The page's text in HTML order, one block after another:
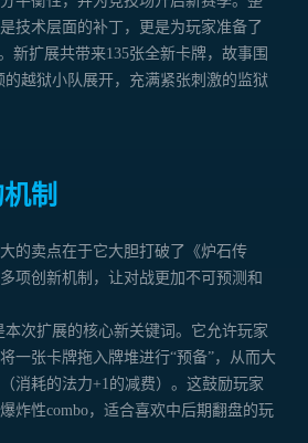
技术层面的补丁，更是为玩家准备了
新扩展共带来135张全新卡牌，故事围
的越狱小队展开，充满紧张刺激的监狱
制
的卖点在于它大胆打破了《炉石传
项创新机制，让对战更加不可预测和
本次扩展的核心新关键词。它允许玩家
一张卡牌拖入牌堆进行“预备”，从而大
消耗的法力+1的减费）。这鼓励玩家
炸性combo，适合喜欢中后期翻盘的玩